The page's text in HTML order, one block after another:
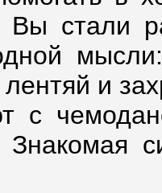
Вы стали
и
с
Знакомая